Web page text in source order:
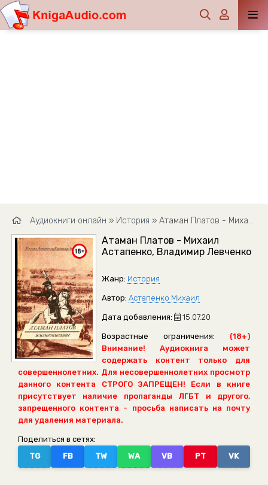
Аудиокниги онлайн » История » Атаман Платов - Михаил Астапенко, Владимир Левченко
Атаман Платов - Михаил
Астапенко, Владимир Левченко
Жанр: История
Автор: Астапенко Михаил
Дата добавления: 15.07.20
Возрастные ограничения:
(18+)
Внимание! Аудиокнига может
содержать контент только для
совершеннолетних. Для несовершеннолетних просмотр
данного контента СТРОГО ЗАПРЕЩЕН! Если в книге
присутствует наличие пропаганды ЛГБТ и другого,
запрещенного контента - просьба написать на почту
для удаления материала.
Поделиться в сетях:
TG
FB TW WA VB PT VK